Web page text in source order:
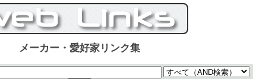
メーカー・愛好家リンク集